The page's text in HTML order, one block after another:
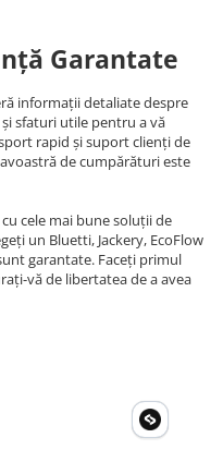
Garantate
informații detaliate despre
sfaturi utile pentru a vă
rapid și suport clienți de
de cumpărături este
cele mai bune soluții de
un Bluetti, Jackery, EcoFlow
garantate. Faceți primul
vă de libertatea de a avea